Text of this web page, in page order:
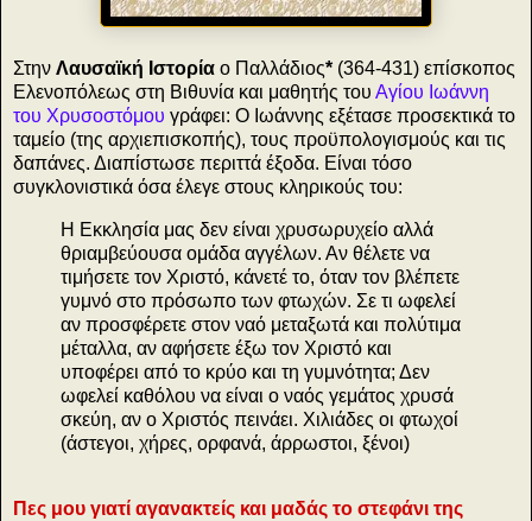
Στην Λαυσαϊκή Ιστορία ο Παλλάδιος* (364-431) επίσκοπος
Ελενοπόλεως στη Βιθυνία και μαθητής του Αγίου Ιωάννη
του Χρυσοστόμου γράφει: Ο Ιωάννης εξέτασε προσεκτικά το
ταμείο (της αρχιεπισκοπής), τους προϋπολογισμούς και τις
δαπάνες. Διαπίστωσε περιττά έξοδα. Είναι τόσο
συγκλονιστικά όσα έλεγε στους κληρικούς του:
Η Εκκλησία μας δεν είναι χρυσωρυχείο αλλά
θριαμβεύουσα ομάδα αγγέλων. Αν θέλετε να
τιμήσετε τον Χριστό, κάνετέ το, όταν τον βλέπετε
γυμνό στο πρόσωπο των φτωχών. Σε τι ωφελεί
αν προσφέρετε στον ναό μεταξωτά και πολύτιμα
μέταλλα, αν αφήσετε έξω τον Χριστό και
υποφέρει από το κρύο και τη γυμνότητα; Δεν
ωφελεί καθόλου να είναι ο ναός γεμάτος χρυσά
σκεύη, αν ο Χριστός πεινάει. Χιλιάδες οι φτωχοί
(άστεγοι, χήρες, ορφανά, άρρωστοι, ξένοι)
Πες μου γιατί αγανακτείς και μαδάς το στεφάνι της